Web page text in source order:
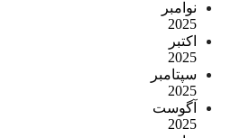
نوامبر
2025
اکتبر
2025
سپتامبر
2025
آگوست
2025